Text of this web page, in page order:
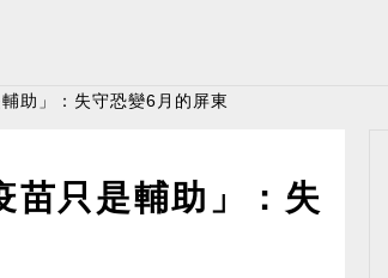
助」：失守恐變6月的屏東
只是輔助」：失